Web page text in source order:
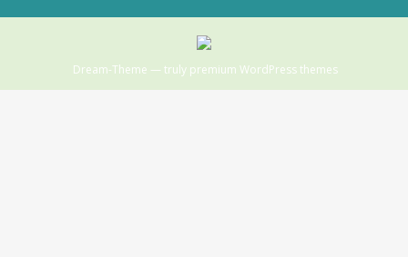
Dream-Theme — truly premium WordPress themes